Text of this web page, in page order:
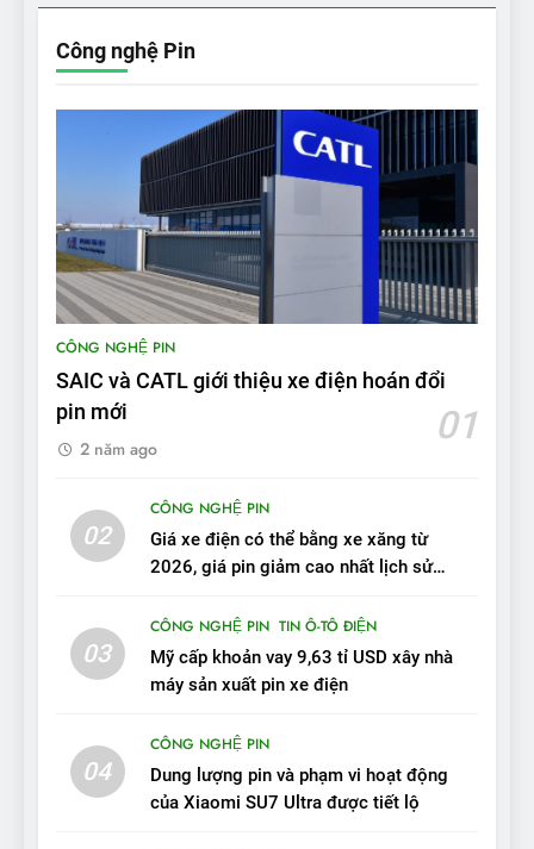
Lái thử VF6: Khách hàng
Bài kiểm tra của Mỹ về đối
thủ Tesla Model 3 của BYD:
‘Nó sang trọng hơn nhiều’
ĐÁNH GIÁ XE
9
BYD Seal 06 DM-i PHEV có
chất lượng tương xứng
ĐÁNH GIÁ XE
10
VinFast VF 7 tấm tắc: “Hơn
hẳn xe xăng”
ĐÁNH GIÁ XE
Người dùng nhận xét về
VinFast VF7: Độ hoàn thiện
tốt, lái hay nhất tầm giá 1 tỷ
đồng
12
VinFast VF7 – Mẫu xe cá
Công nghệ Pin
CÔNG NGHỆ PIN
SAIC và CATL giới thiệu xe điện hoán đổi
pin mới
01
2 năm ago
02
CÔNG NGHỆ PIN
Giá xe điện có thể bằng xe xăng từ
2026, giá pin giảm cao nhất lịch sử
03
CÔNG NGHỆ PIN TIN Ô-TÔ ĐIỆN
Mỹ cấp khoản vay 9,63 tỉ USD xây nhà
máy sản xuất pin xe điện
04
CÔNG NGHỆ PIN
Dung lượng pin và phạm vi hoạt động
của Xiaomi SU7 Ultra được tiết lộ